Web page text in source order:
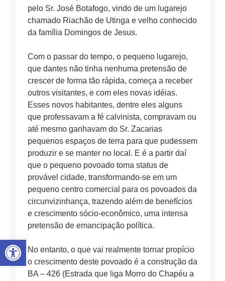
pelo Sr. José Botafogo, vindo de um lugarejo
chamado Riachão de Utinga e velho conhecido
da família Domingos de Jesus.
Com o passar do tempo, o pequeno lugarejo,
que dantes não tinha nenhuma pretensão de
crescer de forma tão rápida, começa a receber
outros visitantes, e com eles novas idéias.
Esses novos habitantes, dentre eles alguns
que professavam a fé calvinista, compravam ou
até mesmo ganhavam do Sr. Zacarias
pequenos espaços de terra para que pudessem
produzir e se manter no local. E é a partir daí
que o pequeno povoado toma status de
provável cidade, transformando-se em um
pequeno centro comercial para os povoados da
circunvizinhança, trazendo além de benefícios
e crescimento sócio-econômico, uma intensa
pretensão de emancipação política.
No entanto, o que vai realmente tornar propício
o crescimento deste povoado é a construção da
BA – 426 (Estrada que liga Morro do Chapéu a
Abrir a barra de ferramentas